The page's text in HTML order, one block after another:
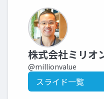
株式会社ミリオ
@millionvalue
スライド一覧